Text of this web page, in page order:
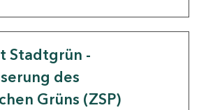
Stadtgrün -
des
Grüns (ZSP)